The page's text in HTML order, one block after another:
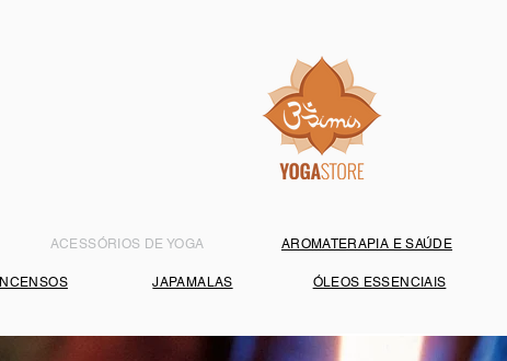
ACESSÓRIOS DE YOGA
INCENSOS JAPAMALAS
AROMATERAPIA E SAÚDE
ÓLEOS ESSENCIAIS